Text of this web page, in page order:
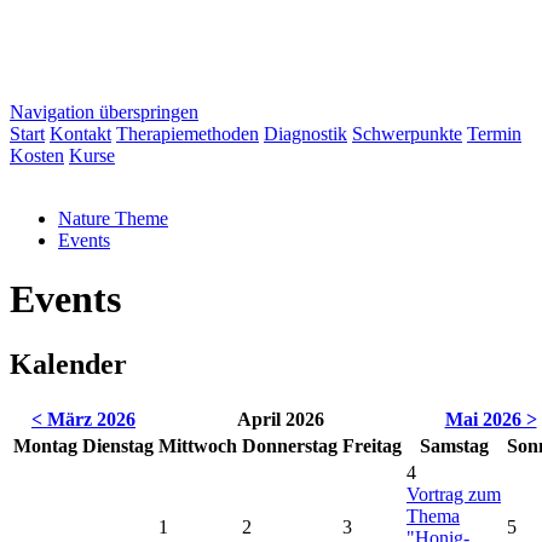
Navigation überspringen
Start Kontakt Therapiemethoden Diagnostik Schwerpunkte Termin
Kosten Kurse
Nature Theme
Events
Events
Kalender
< März 2026 April 2026
Mai 2026 >
Montag Dienstag Mittwoch Donnerstag Freitag Samstag So
1 2 3
4
Vortrag zum
Thema
"Honig-
5